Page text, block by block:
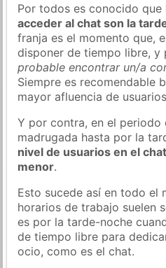
Por todos es conocido que
acceder al chat son la
franja es el momento que,
disponer de tiempo libre,
probable encontrar un/a
Siempre es recomendable
mayor afluencia de
Y por contra, en el periodo
madrugada hasta por la
nivel de usuarios en el
menor.
Esto sucede así en todo el
horarios de trabajo suelen
es por la tarde-noche
de tiempo libre para
ocio, como es el chat.